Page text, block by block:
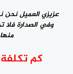
عزيزي العميل نحن
وفي الصدارة فلا
كم